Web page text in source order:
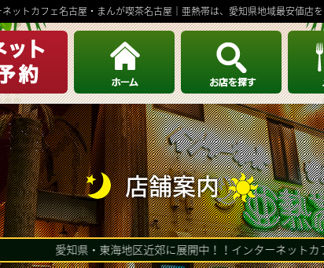
ネットカフェ名古屋・まんが喫茶名古屋｜亜熱帯は、愛知県地域最安値店を
STORE - AREA LIST
名古屋駅・伏見 栄・大須・金山
千種区 中川区・中村区
熱田区・南区・瑞穂区
守山区・名東区・天白区・
緑区
店舗案内
愛知県・東海地区近郊に展開中！！インターネットカフェ・